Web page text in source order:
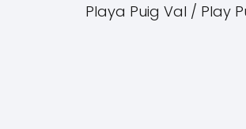
Playa Puig Val / Play